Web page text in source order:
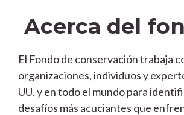
Acerca del
El Fondo de conservación trabaja
organizaciones, individuos y
UU. y en todo el mundo para
desafíos más acuciantes que